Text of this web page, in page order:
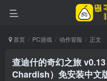
首页 PC游戏 动作冒险 正文
查迪什的奇幻之旅
Chardish）免安装中文